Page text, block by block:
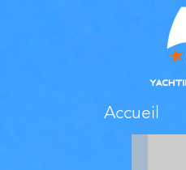
Accueil